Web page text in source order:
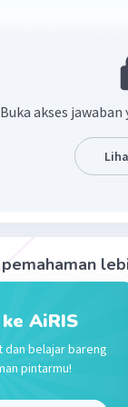
berikut fakto r
perekonomian
pemerintah
di masyarakat
Buka akses
AiRIS
dan belajar bareng
pintarmu!